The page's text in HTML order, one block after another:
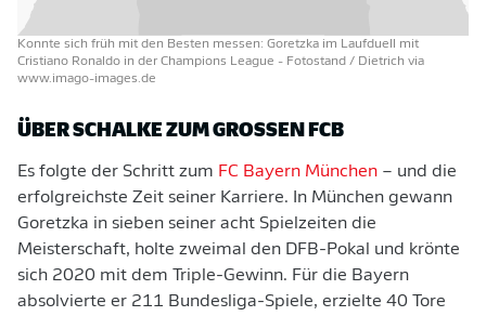
Konnte sich früh mit den Besten messen: Goretzka im Laufduell mit
Cristiano Ronaldo in der Champions League - Fotostand / Dietrich via
www.imago-images.de
ÜBER SCHALKE ZUM GROSSEN FCB
Es folgte der Schritt zum FC Bayern München – und die
erfolgreichste Zeit seiner Karriere. In München gewann
Goretzka in sieben seiner acht Spielzeiten die
Meisterschaft, holte zweimal den DFB-Pokal und krönte
sich 2020 mit dem Triple-Gewinn. Für die Bayern
absolvierte er 211 Bundesliga-Spiele, erzielte 40 Tore